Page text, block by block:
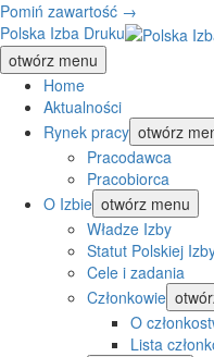
Pomiń zawartość →
Polska Izba Druku
otwórz menu
Home
Aktualności
Rynek pracy otwórz
Pracodawca
Pracobiorca
O Izbie otwórz menu
Władze Izby
Statut Polskiej
Cele i zadania
Członkowie
O
Lista